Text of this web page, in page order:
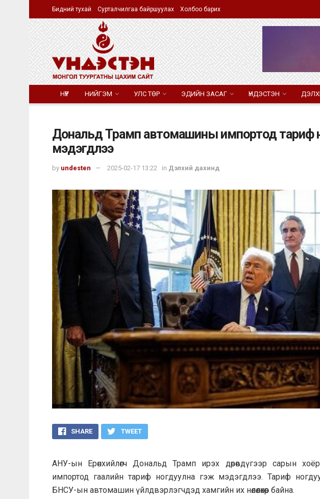
Бидний тухай Сурталчилгаа байршуулах Холбоо барих
НҮҮР НИЙГЭМ УЛС ТӨР ЭДИЙН ЗАСАГ ҮНДЭСТЭН
Дональд Трамп автомашины импортод тариф
мэдэгдлээ
by undesten 2025-02-17 13:22 in Дэлхий дахинд
SHARE TWEET
АНУ-ын Ерөнхийлөгч Дональд Трамп ирэх дөрөвдүгээр сарын
импортод гаалийн тариф ногдуулна гэж мэдэгдлээ. Тариф
БНСУ-ын автомашин үйлдвэрлэгчдэд хамгийн их нөлөөлөхөөр байна.